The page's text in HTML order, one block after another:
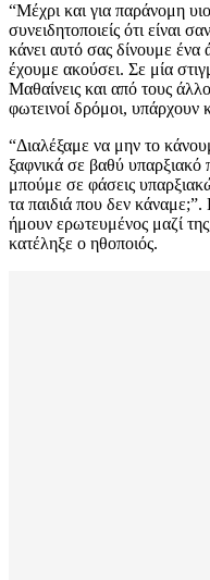
“Μέχρι και για παράνομη
συνειδητοποιείς ότι είναι
κάνει αυτό σας δίνουμε ένα
έχουμε ακούσει. Σε μία
Μαθαίνεις και από τους
φωτεινοί δρόμοι, υπάρχουν
“Διαλέξαμε να μην το
ξαφνικά σε βαθύ
μπούμε σε φάσεις
τα παιδιά που δεν
ήμουν ερωτευμένος μαζί
κατέληξε ο ηθοποιός.